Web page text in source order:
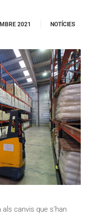
2021 NOTÍCIES
canvis que s’han